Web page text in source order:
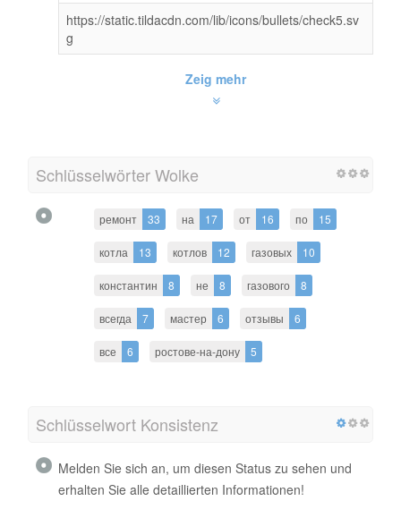
https://static.tildacdn.com/lib/icons/bullets/check5.sv
g
Zeig mehr
Schlüsselwörter Wolke
ремонт 33 на 17 от 16 по 15
котла 13 котлов 12 газовых 10
константин 8 не 8 газового 8
всегда 7 мастер 6 отзывы 6
все 6 ростове-на-дону 5
Schlüsselwort Konsistenz
Melden Sie sich an, um diesen Status zu sehen und
erhalten Sie alle detaillierten Informationen!